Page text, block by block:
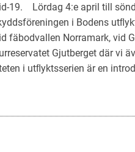
19. Lördag 4:e april till
i Bodens
fäbodvallen Norramark, vid
Gjutberget där vi
i utﬂyktsserien är en